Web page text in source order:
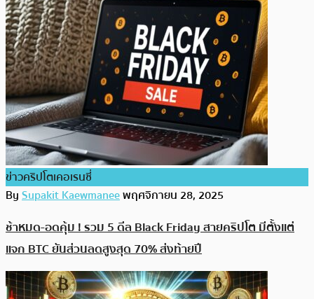
ข่าวคริปโตเคอเรนซี่
BySupakit Kaewmaneeพฤศจิกายน 28, 2025
ช้าหมด-อดคุ้ม ! รวม 5 ดีล Black Friday สายคริปโต มีตั้งแต่
แจก BTC ยันส่วนลดสูงสุด 70% ส่งท้ายปี